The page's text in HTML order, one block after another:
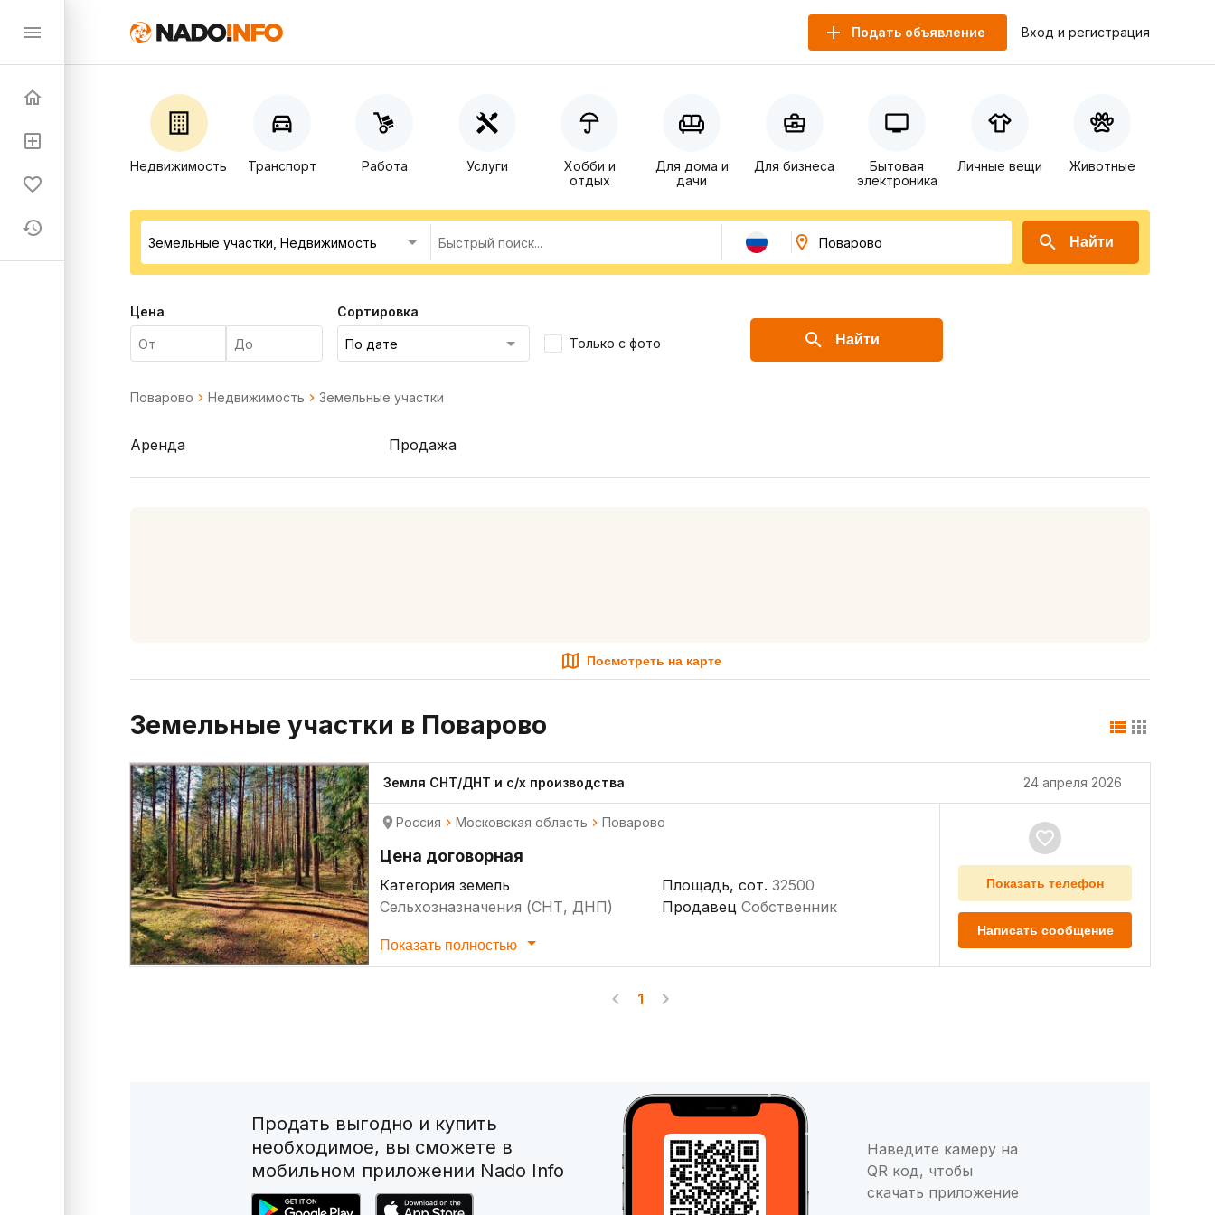
Подать объявление Вход и регистрация
Недвижимость Транспорт Работа Услуги
Хобби и
отдых
Для дома и
дачи
Для бизнеса
Бытовая
электроника
Личные вещи Животные
Найти
Цена Сортировка
Только с фото Найти
Поварово Недвижимость Земельные участки
Аренда Продажа
Посмотреть на карте
Земельные участки в Поварово
Земля СНТ/ДНТ и с/х производства 24 апреля 2026
Россия Московская область Поварово
Цена договорная
Категория земель
Сельхозназначения (СНТ, ДНП)
Площадь, сот. 32500
Продавец Собственник
Показать полностью
Показать телефон
Написать сообщение
1
Продать выгодно и купить
необходимое, вы сможете в
мобильном приложении Nado Info
Наведите камеру на
QR код, чтобы
скачать приложение